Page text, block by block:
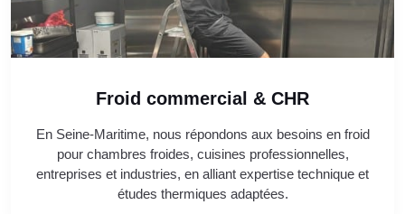
Froid commercial & CHR
En Seine-Maritime, nous répondons aux besoins en froid
pour chambres froides, cuisines professionnelles,
entreprises et industries, en alliant expertise technique et
études thermiques adaptées.